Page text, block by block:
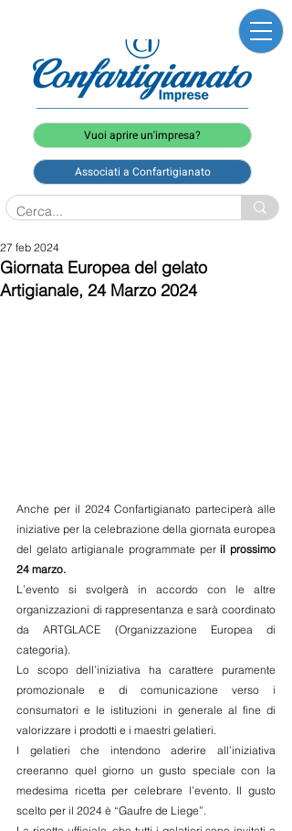
Vuoi aprire un'impresa?
Associati a Confartigianato
Giornata Europea del gelato
Artigianale, 24 Marzo 2024
27 feb 2024
Anche per il 2024 Confartigianato parteciperà alle
iniziative per la celebrazione della giornata europea
del gelato artigianale programmate per il prossimo
24 marzo.
L’evento si svolgerà in accordo con le altre
organizzazioni di rappresentanza e sarà coordinato
da ARTGLACE (Organizzazione Europea di
categoria).
Lo scopo dell’iniziativa ha carattere puramente
promozionale e di comunicazione verso i
consumatori e le istituzioni in generale al fine di
valorizzare i prodotti e i maestri gelatieri.
I gelatieri che intendono aderire all’iniziativa
creeranno quel giorno un gusto speciale con la
medesima ricetta per celebrare l’evento. Il gusto
scelto per il 2024 è “Gaufre de Liege”.